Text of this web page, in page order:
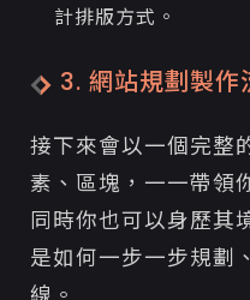
計排版方式。
3. 網站規劃製作
接下來會以一個完整
素、區塊，一一帶領
同時你也可以身歷其
是如何一步一步規劃